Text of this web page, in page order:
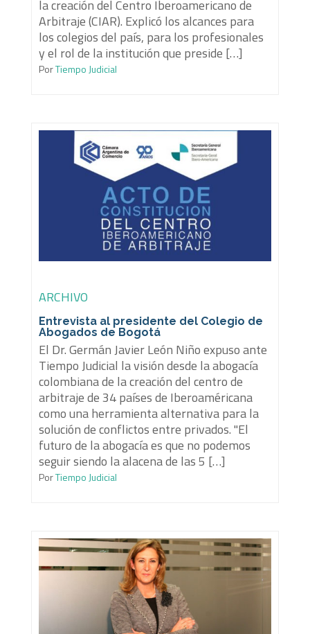
la creación del Centro Iberoamericano de
Arbitraje (CIAR). Explicó los alcances para
los colegios del país, para los profesionales
y el rol de la institución que preside […]
PorTiempo Judicial
ARCHIVO
Entrevista al presidente del Colegio de
Abogados de Bogotá
El Dr. Germán Javier León Niño expuso ante
Tiempo Judicial la visión desde la abogacía
colombiana de la creación del centro de
arbitraje de 34 países de Iberoaméricana
como una herramienta alternativa para la
solución de conflictos entre privados. "El
futuro de la abogacía es que no podemos
seguir siendo la alacena de las 5 […]
PorTiempo Judicial